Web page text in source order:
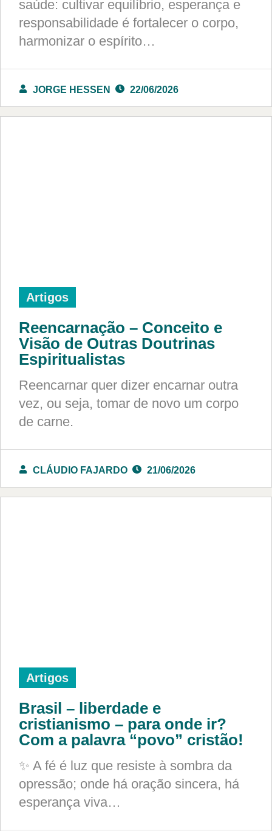
saúde: cultivar equilíbrio, esperança e
responsabilidade é fortalecer o corpo,
harmonizar o espírito…
JORGE HESSEN 22/06/2026
Artigos
Reencarnação – Conceito e
Visão de Outras Doutrinas
Espiritualistas
Reencarnar quer dizer encarnar outra
vez, ou seja, tomar de novo um corpo
de carne.
CLÁUDIO FAJARDO 21/06/2026
Artigos
Brasil – liberdade e
cristianismo – para onde ir?
Com a palavra “povo” cristão!
✨ A fé é luz que resiste à sombra da
opressão; onde há oração sincera, há
esperança viva…